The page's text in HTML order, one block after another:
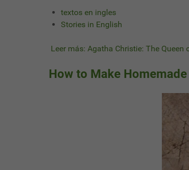
textos en ingles
Stories in English
Leer más: Agatha Christie: The
How to Make